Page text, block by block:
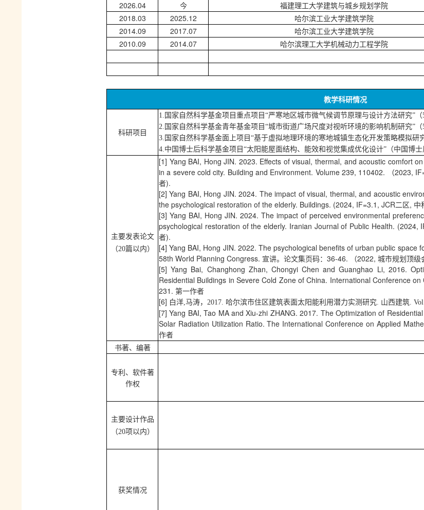
2026.04 今 福建理工大学建筑与城乡规划学院
2018.03
2025.12 哈尔滨工业大学建筑学院
2014.09
2017.07 哈尔滨工业大学建筑学院
2010.09
2014.07 哈尔滨理工大学机械动力工程学院
教学科研情况
科研项目
1.国家自然科学基金项目重点项目“严寒地区城市微气候调节原理与设计方法研究”（
2. 国家自然科学基金青年基金项目 “城市街道广场尺度对视听环境的影响机制研究”（
3. 国家自然科学基金面上项目 “基于虚拟地理环境的寒地城镇生态化开发策略模拟研
4.中国博士后科学基金项目 “太阳能屋面结构、能效和视觉集成优化设计”（中国博
主要发表论文
（20篇以内）
[1] Yang BAI, Hong JIN. 2023. Effects of visual, thermal, and acoustic comfort
in a severe cold city. Building and Environment. Volume 239, 110402. （2023,
者).
[2]Yang BAI, Hong JIN. 2024. The impact of visual, thermal, and acoustic
the psychological restoration of the elderly. Buildings. (2024, IF=3.1, JCR二区, 中
[3] Yang BAI, Hong JIN. 2024. The impact of perceived environmental
psychological restoration of the elderly. Iranian Journal of Public Health.
者).
[4]Yang BAI, Hong JIN. 2022. The psychological benefits of urban public space
58th World Planning Congress. 宣讲。论文集页码：36-46. （2022, 城市规划顶级
[5]Yang Bai, Changhong Zhan, Chongyi Chen and Guanghao Li, 2016.
Residential Buildings in Severe Cold Zone of China. International Conference
231. 第一作者
[6] 白洋,马涛，2017. 哈尔滨市住区建筑表面太阳能利用潜力实测研究. 山西建筑.
[7]Yang BAI, Tao MA and Xiu-zhi ZHANG. 2017. The Optimization of
Solar Radiation Utilization Ratio. The International Conference on Applied
作者
书著、编著
专利、软件著
作权
主要设计作品
（20项以内）
获奖情况